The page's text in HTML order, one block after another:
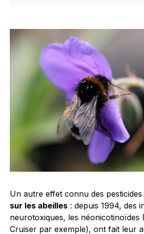
Un autre effet connu des
sur les abeilles : depuis 1994, des
neurotoxiques, les néonicotinoïdes
Cruiser par exemple), ont fait leur